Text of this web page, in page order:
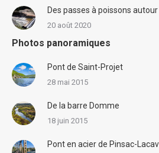
Des passes à poissons
20 août 2020
Photos panoramiques
Pont de Saint-Projet
28 mai 2015
De la barre Domme
18 juin 2015
Pont en acier de Pinsac-